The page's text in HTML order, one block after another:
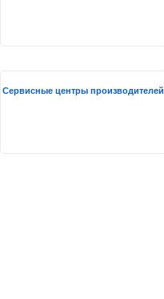
Сервисные центры производителей